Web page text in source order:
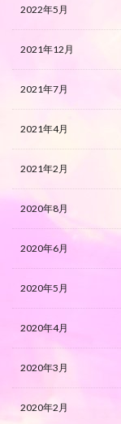
2022年5月
2021年12月
2021年7月
2021年4月
2021年2月
2020年8月
2020年6月
2020年5月
2020年4月
2020年3月
2020年2月